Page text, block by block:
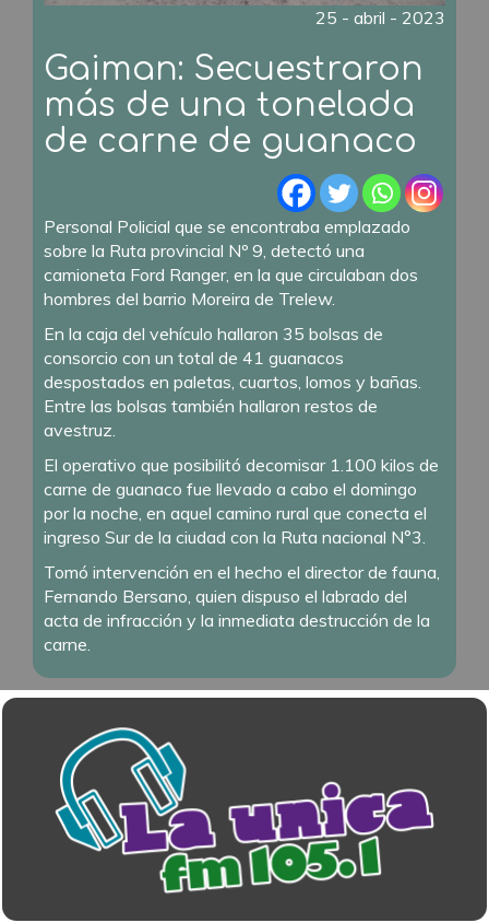
25 - abril - 2023
Gaiman: Secuestraron
más de una tonelada
de carne de guanaco
Personal Policial que se encontraba emplazado
sobre la Ruta provincial Nº 9, detectó una
camioneta Ford Ranger, en la que circulaban dos
hombres del barrio Moreira de Trelew.
En la caja del vehículo hallaron 35 bolsas de
consorcio con un total de 41 guanacos
despostados en paletas, cuartos, lomos y bañas.
Entre las bolsas también hallaron restos de
avestruz.
El operativo que posibilitó decomisar 1.100 kilos de
carne de guanaco fue llevado a cabo el domingo
por la noche, en aquel camino rural que conecta el
ingreso Sur de la ciudad con la Ruta nacional N°3.
Tomó intervención en el hecho el director de fauna,
Fernando Bersano, quien dispuso el labrado del
acta de infracción y la inmediata destrucción de la
carne.